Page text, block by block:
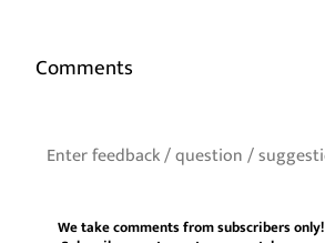
Comments
We take comments from subscribers only!